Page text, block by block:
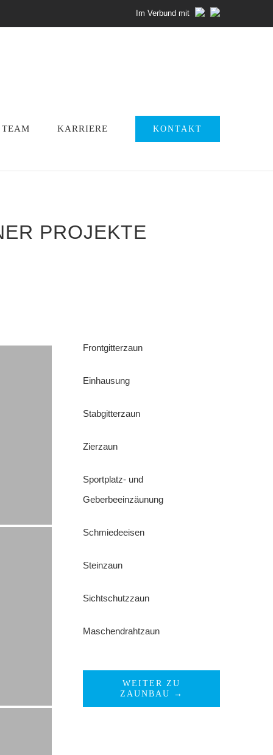
Im Verbund mit
TEAM KARRIERE KONTAKT
PROJEKTE
Frontgitterzaun
Einhausung
Stabgitterzaun
Zierzaun
Sportplatz- und
Geberbeeinzäunung
Schmiedeeisen
Steinzaun
Sichtschutzzaun
Maschendrahtzaun
WEITER ZU
ZAUNBAU →